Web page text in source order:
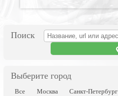
Поиск
Выберите город
Все Москва Санкт-Петербург